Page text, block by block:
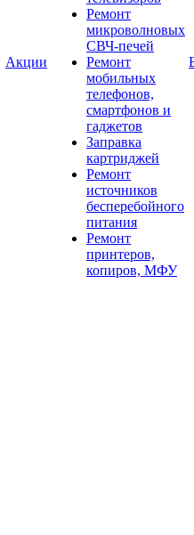
Акции
Ремонт
микроволновых
СВЧ-печей
Ремонт
мобильных
телефонов,
смартфонов и
гаджетов
Заправка
картриджей
Ремонт
источников
бесперебойного
питания
Ремонт
принтеров,
копиров, МФУ